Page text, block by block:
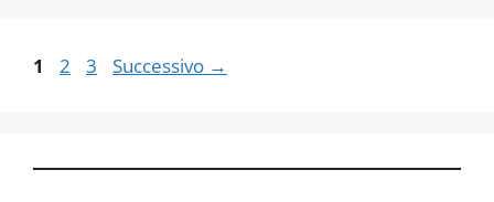
Pagina
1 Pagina
2 Pagina
3 Successivo →